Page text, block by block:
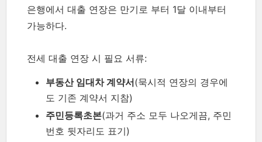
은행에서 대출 연장은 만기로 부터 1달 이내부터
가능하다.
전세 대출 연장 시 필요 서류:
부동산 임대차 계약서(묵시적 연장의 경우에
도 기존 계약서 지참)
주민등록초본(과거 주소 모두 나오게끔, 주민
번호 뒷자리도 표기)